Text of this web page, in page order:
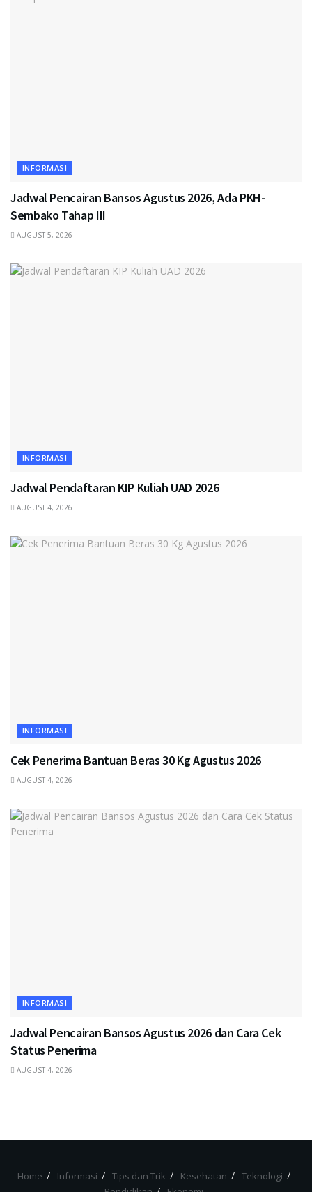
INFORMASI
Jadwal Pencairan Bansos Agustus 2026, Ada PKH-
Sembako Tahap III
AUGUST 5, 2026
INFORMASI
Jadwal Pendaftaran KIP Kuliah UAD 2026
AUGUST 4, 2026
INFORMASI
Cek Penerima Bantuan Beras 30 Kg Agustus 2026
AUGUST 4, 2026
INFORMASI
Jadwal Pencairan Bansos Agustus 2026 dan Cara Cek
Status Penerima
AUGUST 4, 2026
Home Informasi Tips dan Trik Kesehatan
Teknologi